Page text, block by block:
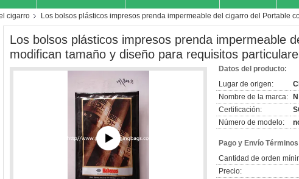
cigarro
Los bolsos plásticos impresos prenda impermeable del cigarro del Portable
Los bolsos plásticos impresos prenda impermeable
modifican tamaño y diseño para requisitos
Datos del producto:
Lugar de origen:
Nombre de la marca:
N
Certificación:
Número de modelo:
Pago y Envío
Cantidad de orden
Precio: